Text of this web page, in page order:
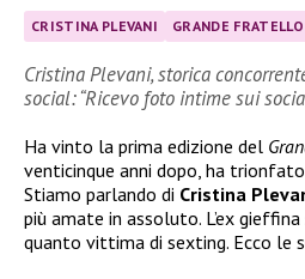
CRISTINA PLEVANI GRANDE FRATELLO
Cristina Plevani, storica
social: “Ricevo foto intime sui
Ha vinto la prima edizione del
venticinque anni dopo, ha trionfato
Stiamo parlando di Cristina
più amate in assoluto. L’ex
quanto vittima di sexting. Ecco le